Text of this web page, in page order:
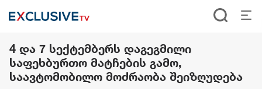
4 და 7 სექტემბერს დაგეგმილი
საფეხბურთო მატჩების გამო,
საავტომობილო მოძრაობა შეიზღუდება